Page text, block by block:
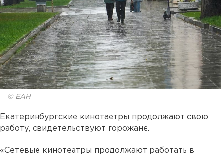
© ЕАН
Екатеринбургские кинотаетры продолжают свою
работу, свидетельствуют горожане.
«Сетевые кинотеатры продолжают работать в